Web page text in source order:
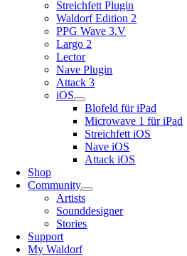
Streichfett Plugin
Waldorf Edition 2
PPG Wave 3.V
Largo 2
Lector
Nave Plugin
Attack 3
iOS
Blofeld für iPad
Microwave 1 für iPad
Streichfett iOS
Nave iOS
Attack iOS
Shop
Community
Artists
Sounddesigner
Stories
Support
My Waldorf